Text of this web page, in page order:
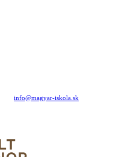
info@magyar-iskola.sk